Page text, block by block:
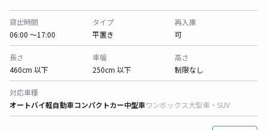
貸出時間
06:00 〜17:00
タイプ
平置き
再入庫
可
長さ
460cm 以下
車幅
250cm 以下
高さ
制限なし
対応車種
オートバイ軽自動車コンパクトカー中型車ワンボックス大型車・SUV